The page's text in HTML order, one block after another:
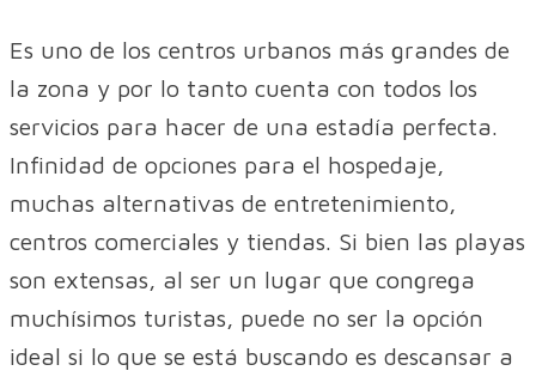
Es uno de los centros urbanos más grandes de
la zona y por lo tanto cuenta con todos los
servicios para hacer de una estadía perfecta.
Infinidad de opciones para el hospedaje,
muchas alternativas de entretenimiento,
centros comerciales y tiendas. Si bien las playas
son extensas, al ser un lugar que congrega
muchísimos turistas, puede no ser la opción
ideal si lo que se está buscando es descansar a